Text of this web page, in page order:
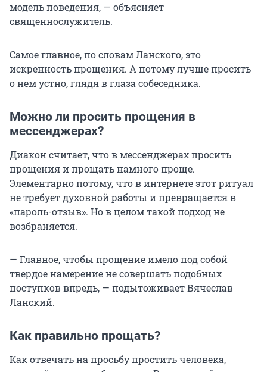
модель поведения, — объясняет
священнослужитель.
Самое главное, по словам Ланского, это
искренность прощения. А потому лучше просить
о нем устно, глядя в глаза собеседника.
Можно ли просить прощения в
мессенджерах?
Диакон считает, что в мессенджерах просить
прощения и прощать намного проще.
Элементарно потому, что в интернете этот ритуал
не требует духовной работы и превращается в
«пароль-отзыв». Но в целом такой подход не
возбраняется.
— Главное, чтобы прощение имело под собой
твердое намерение не совершать подобных
поступков впредь, — подытоживает Вячеслав
Ланский.
Как правильно прощать?
Как отвечать на просьбу простить человека,